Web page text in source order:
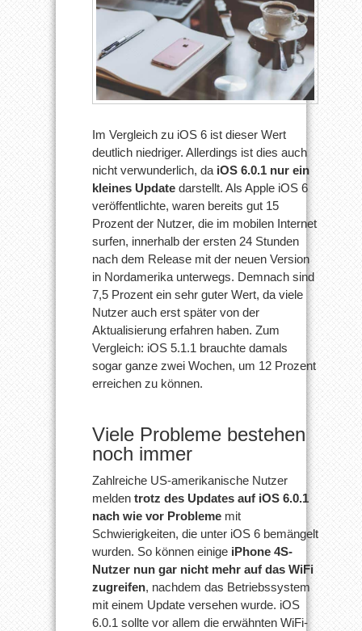
Im Vergleich zu iOS 6 ist dieser Wert
deutlich niedriger. Allerdings ist dies auch
nicht verwunderlich, da iOS 6.0.1 nur ein
kleines Update darstellt. Als Apple iOS 6
veröffentlichte, waren bereits gut 15
Prozent der Nutzer, die im mobilen Internet
surfen, innerhalb der ersten 24 Stunden
nach dem Release mit der neuen Version
in Nordamerika unterwegs. Demnach sind
7,5 Prozent ein sehr guter Wert, da viele
Nutzer auch erst später von der
Aktualisierung erfahren haben. Zum
Vergleich: iOS 5.1.1 brauchte damals
sogar ganze zwei Wochen, um 12 Prozent
erreichen zu können.
Viele Probleme bestehen
noch immer
Zahlreiche US-amerikanische Nutzer
melden trotz des Updates auf iOS 6.0.1
nach wie vor Probleme mit
Schwierigkeiten, die unter iOS 6 bemängelt
wurden. So können einige iPhone 4S-
Nutzer nun gar nicht mehr auf das WiFi
zugreifen, nachdem das Betriebssystem
mit einem Update versehen wurde. iOS
6.0.1 sollte vor allem die erwähnten WiFi-